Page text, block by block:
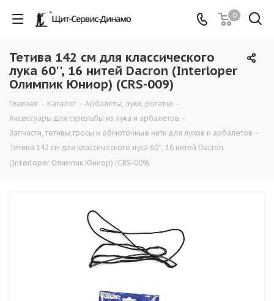
0
Тетива 142 см для классического
лука 60'', 16 нитей Dacron (Interloper
Олимпик Юниор) (CRS-009)
Главная - Каталог - Арбалеты, луки, рогатки -
Аксессуары для стрельбы из лука и арбалетов -
Запчасти, тетивы,тросы и обмоточные нити для луков и арбалетов -
Тетива 142 см для классического лука 60'', 16 нитей Dacron
(Interloper Олимпик Юниор) (CRS-009)